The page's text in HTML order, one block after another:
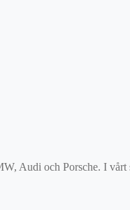
Audi och Porsche. I